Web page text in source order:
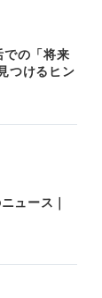
での「将来
つけるヒン
ュース｜